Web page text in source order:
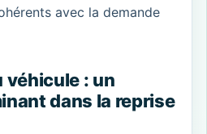
avec la demande
véhicule : un
dans la reprise